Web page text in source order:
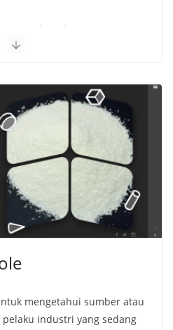
Engineering
mengetahui sumber atau
industri yang sedang